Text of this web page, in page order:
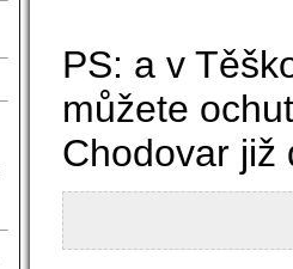
PS: a v
můžete
Chodovar již